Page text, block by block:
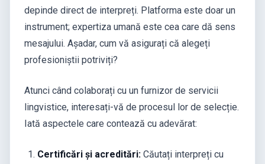
depinde direct de interpreți. Platforma este doar un
instrument; expertiza umană este cea care dă sens
mesajului. Așadar, cum vă asigurați că alegeți
profesioniștii potriviți?
Atunci când colaborați cu un furnizor de servicii
lingvistice, interesați-vă de procesul lor de selecție.
Iată aspectele care contează cu adevărat:
Certificări și acreditări: Căutați interpreți cu